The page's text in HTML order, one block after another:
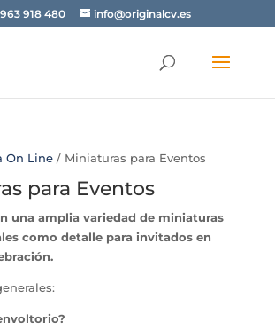
918 480 info@originalcv.es
On Line/ Miniaturas para Eventos
para Eventos
una amplia variedad de miniaturas
como detalle para invitados en